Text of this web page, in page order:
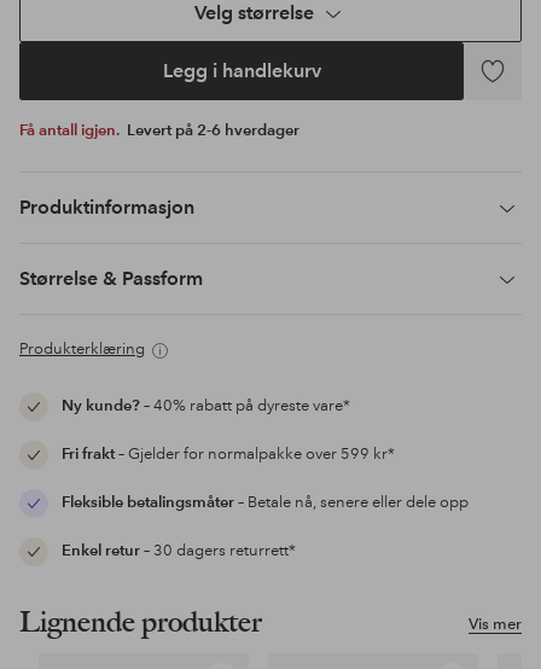
Velg størrelse
Legg i handlekurv
Legg
Få antall igjen. Levert på 2-6 hverdager
Produktinformasjon
Størrelse & Passform
Produkterklæring
Ny kunde?– 40% rabatt på dyreste vare*
Fri frakt– Gjelder for normalpakke over 599 kr*
Fleksible betalingsmåter– Betale nå, senere eller dele opp
Enkel retur– 30 dagers returrett*
Vis mer
Lignende produkter